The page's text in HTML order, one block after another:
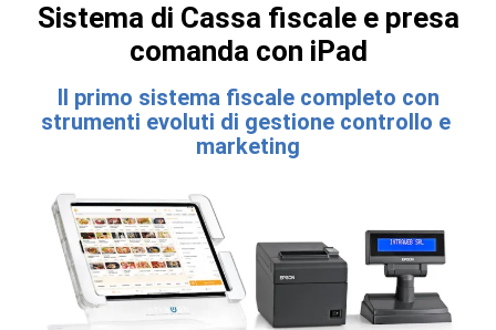
Sistema di Cassa fiscale e presa
comanda con iPad
Il primo sistema fiscale completo con
strumenti evoluti di gestione controllo e
marketing